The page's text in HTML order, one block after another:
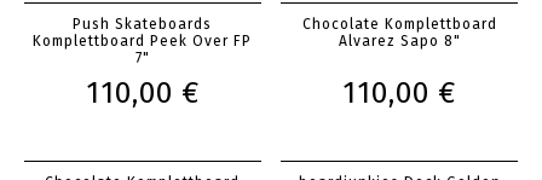
Push Skateboards
Komplettboard Peek Over FP
7"
110,00 €
Chocolate Komplettboard
Alvarez Sapo 8"
110,00 €